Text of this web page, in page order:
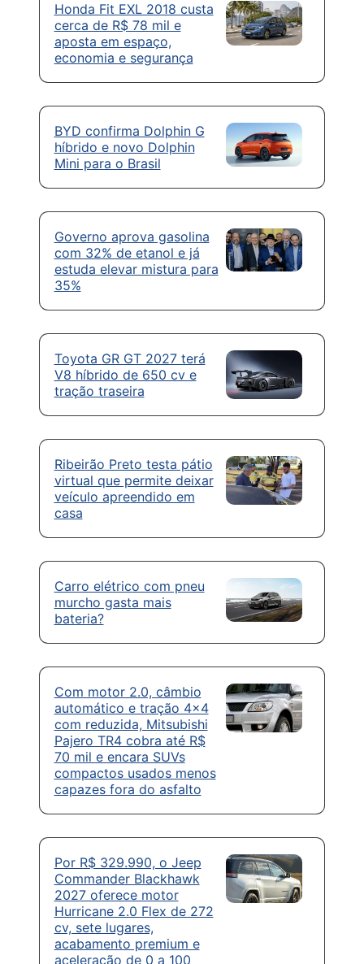
Honda Fit EXL 2018 custa
cerca de R$ 78 mil e
aposta em espaço,
economia e segurança
BYD confirma Dolphin G
híbrido e novo Dolphin
Mini para o Brasil
Governo aprova gasolina
com 32% de etanol e já
estuda elevar mistura para
35%
Toyota GR GT 2027 terá
V8 híbrido de 650 cv e
tração traseira
Ribeirão Preto testa pátio
virtual que permite deixar
veículo apreendido em
casa
Carro elétrico com pneu
murcho gasta mais
bateria?
Com motor 2.0, câmbio
automático e tração 4×4
com reduzida, Mitsubishi
Pajero TR4 cobra até R$
70 mil e encara SUVs
compactos usados menos
capazes fora do asfalto
Por R$ 329.990, o Jeep
Commander Blackhawk
2027 oferece motor
Hurricane 2.0 Flex de 272
cv, sete lugares,
acabamento premium e
aceleração de 0 a 100